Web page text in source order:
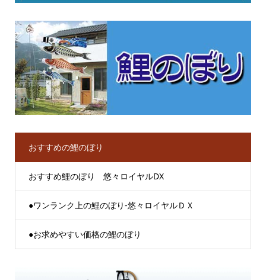
おすすめの鯉のぼり
おすすめ鯉のぼり 悠々ロイヤルDX
●ワンランク上の鯉のぼり-悠々ロイヤルＤＸ
●お求めやすい価格の鯉のぼり